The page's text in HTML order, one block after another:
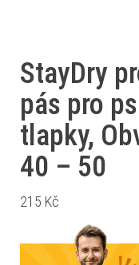
StayDry
pás pro
tlapky,
40 – 50
215 Kč